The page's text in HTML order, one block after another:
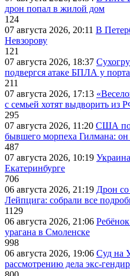
дрон попал в жилой дом
124
07 августа 2026, 20:11 В
Невзорову
121
07 августа 2026, 18:37
подвергся атаке БПЛА у
211
07 августа 2026, 17:13
с семьей хотят выдворить из
295
07 августа 2026, 11:20 США
бывшего морпеха Гилмана: он
487
07 августа 2026, 10:19
Екатеринбурге
706
06 августа 2026, 21:19 Дрон со
Лейпцига: собрали все
1129
06 августа 2026, 21:06
урагана в Смоленске
998
06 августа 2026, 19:06 Суд на
рассмотрению дела экс-